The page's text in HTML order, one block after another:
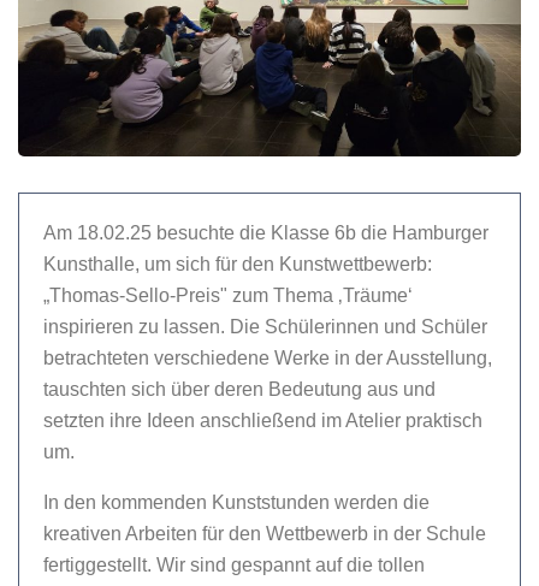
Am 18.02.25 besuchte die Klasse 6b die Hamburger
Kunsthalle, um sich für den Kunstwettbewerb:
„Thomas-Sello-Preis" zum Thema ‚Träume‘
inspirieren zu lassen. Die Schülerinnen und Schüler
betrachteten verschiedene Werke in der Ausstellung,
tauschten sich über deren Bedeutung aus und
setzten ihre Ideen anschließend im Atelier praktisch
um.
In den kommenden Kunststunden werden die
kreativen Arbeiten für den Wettbewerb in der Schule
fertiggestellt. Wir sind gespannt auf die tollen